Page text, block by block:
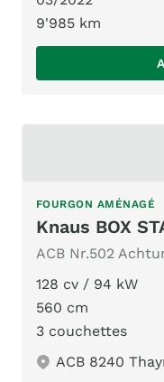
9'985 km
FOURGON AMÉNAGÉ
Knaus BOX
128 cv / 94 kW
560 cm
3 couchettes
ACB 8240